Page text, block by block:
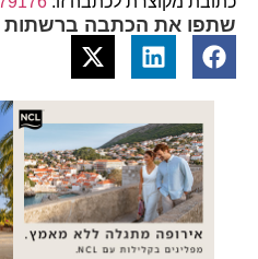
שתפו את הכתבה ברשתות